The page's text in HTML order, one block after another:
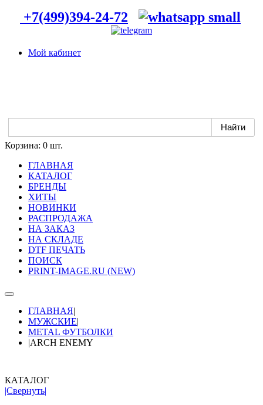
+7(499)394-24-72
Мой кабинет
Корзина: 0 шт.
ГЛАВНАЯ
КАТАЛОГ
БРЕНДЫ
ХИТЫ
НОВИНКИ
РАСПРОДАЖА
НА ЗАКАЗ
НА СКЛАДЕ
DTF ПЕЧАТЬ
ПОИСК
PRINT-IMAGE.RU (NEW)
ГЛАВНАЯ|
МУЖСКИЕ|
METAL ФУТБОЛКИ
|ARCH ENEMY
КАТАЛОГ
|Свернуть|